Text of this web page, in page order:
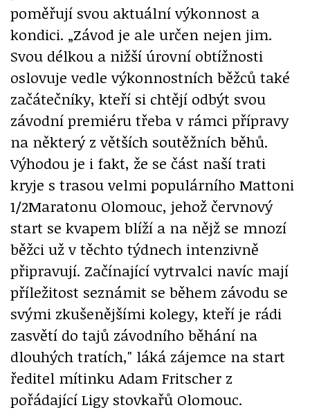
poměřují svou aktuální výkonnost a
kondici. „Závod je ale určen nejen jim.
Svou délkou a nižší úrovní obtížnosti
oslovuje vedle výkonnostních běžců také
začátečníky, kteří si chtějí odbýt svou
závodní premiéru třeba v rámci přípravy
na některý z větších soutěžních běhů.
Výhodou je i fakt, že se část naší trati
kryje s trasou velmi populárního Mattoni
1/2Maratonu Olomouc, jehož červnový
start se kvapem blíží a na nějž se mnozí
běžci už v těchto týdnech intenzivně
připravují. Začínající vytrvalci navíc mají
příležitost seznámit se během závodu se
svými zkušenějšími kolegy, kteří je rádi
zasvětí do tajů závodního běhání na
dlouhých tratích," láká zájemce na start
ředitel mítinku Adam Fritscher z
pořádající Ligy stovkařů Olomouc.